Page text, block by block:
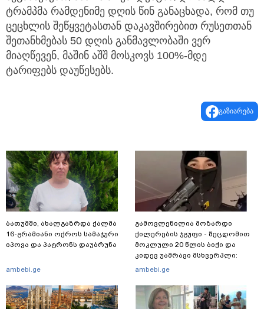
ტრამპმა რამდენიმე დღის წინ განაცხადა, რომ თუ
ცეცხლის შეწყვეტასთან დაკავშირებით რუსეთთან
შეთანხმებას 50 დღის განმავლობაში ვერ
მიაღწევენ, მაშინ აშშ მოსკოვს 100%-მდე
ტარიფებს დაუწესებს.
გაზიარება
ბათუმში, ახალგაზრდა ქალმა
16-გრამიანი ოქროს სამაჯური
იპოვა და პატრონს დაუბრუნა
ambebi.ge
გამოვლენილია მოზარდი
ქილერების ჯგუფი - შეცდომით
მოკლული 20 წლის ბიჭი და
კიდევ უამრავი მსხვერპლი:
რომელ ქვეყნამდე მივიდა
სპეცოპერაციის შემდეგ
ambebi.ge